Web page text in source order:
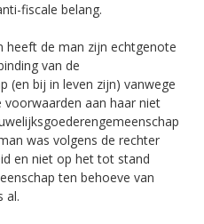
fiscale belang.
heeft de man zijn echtgenote
van de
(en bij in leven zijn) vanwege
aan haar niet
was volgens de rechter
en niet op het tot stand
ten behoeve van
al.